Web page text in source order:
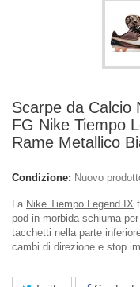
Scarpe da Calcio
FG Nike Tiempo
Rame Metallico
Condizione: Nuovo
La Nike Tiempo Legend IX
pod in morbida schiuma
tacchetti nella parte
cambi di direzione e stop